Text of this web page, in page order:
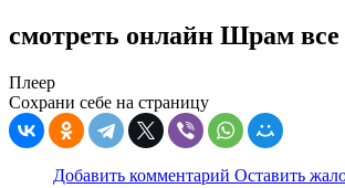
смотреть онлайн Шрам все
Плеер
Сохрани себе на страницу
Добавить комментарий Оставить